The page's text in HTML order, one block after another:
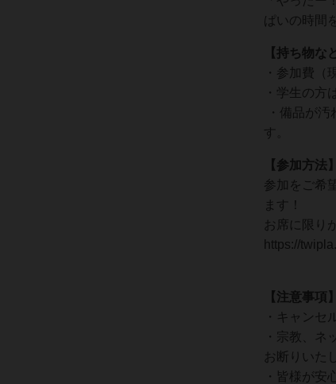
ぱいの時間
【持ち物な
・参加費（
・学生の方
・備品が
す。
【参加方法】
参加をご希
ます！
お席に限り
https://
【注意事項】
・キャンセ
・宗教、ネ
お断りいた
・皆様が安